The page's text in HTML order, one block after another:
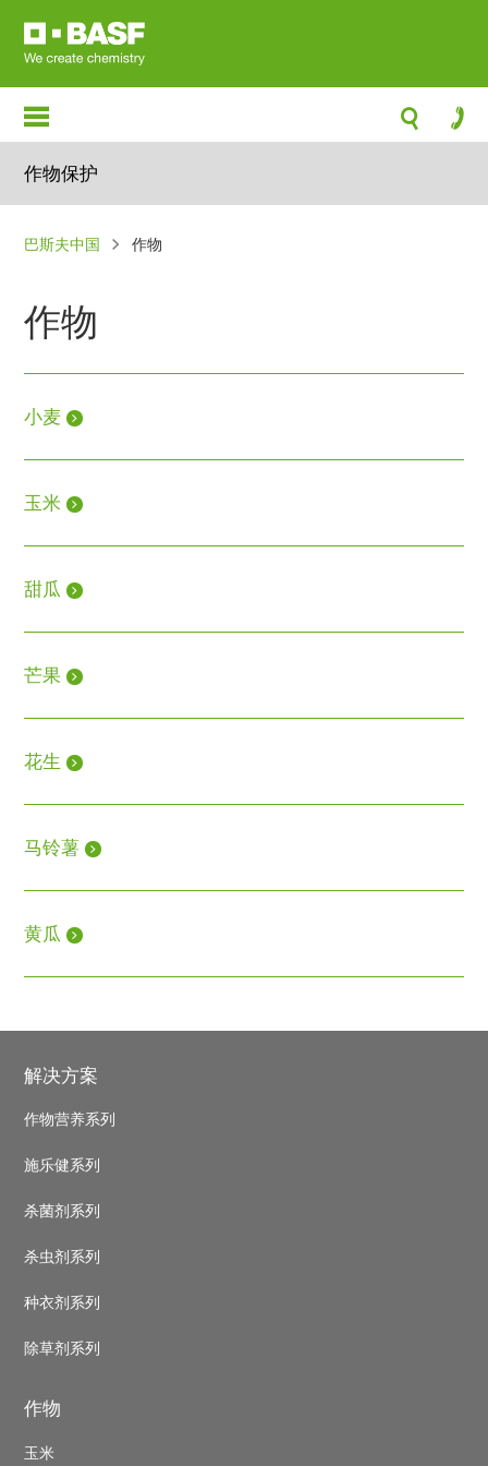
作物保护
面
屑
巴斯夫中国 作物
作物
小麦
玉米
甜瓜
芒果
花生
马铃薯
黄瓜
Footer
解决方案
作物营养系列
施乐健系列
杀菌剂系列
杀虫剂系列
种衣剂系列
除草剂系列
作物
玉米